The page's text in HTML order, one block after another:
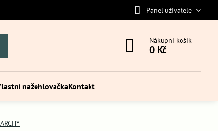
Panel uživatele
Nákupní košík
0 Kč
nažehlovačkaKontakt